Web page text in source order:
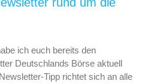
ich euch bereits den
Deutschlands Börse aktuell
Tipp richtet sich an alle